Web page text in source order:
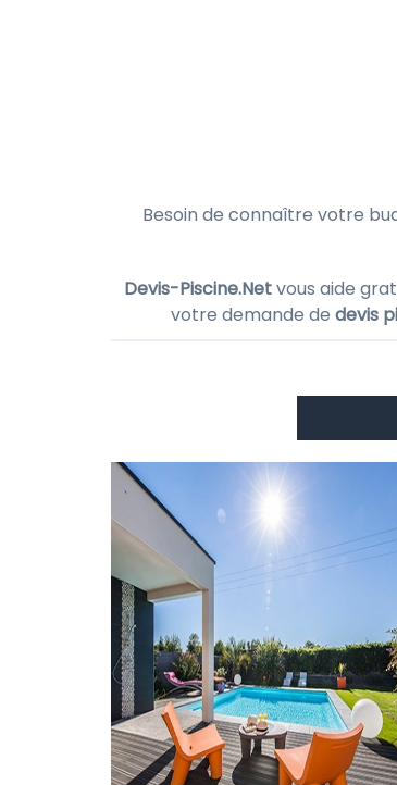
Besoin de connaître votre
Devis-Piscine.Netvous aide
votre demande de devis